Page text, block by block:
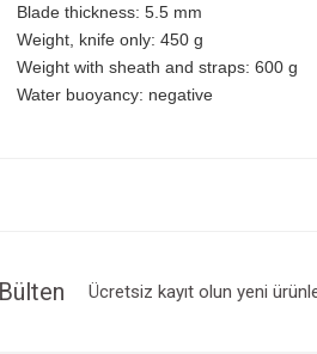
Blade thickness: 5.5 mm
Weight, knife only: 450 g
Weight with sheath and straps: 600 g
Water buoyancy: negative
Ürün bilgilerinde hatalar bulunuyor.
Ücretsiz kayıt olun yeni